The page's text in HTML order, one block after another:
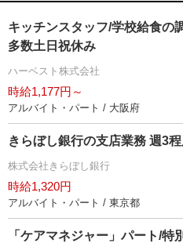
キッチンスタッフ/学校給食の
多数土日祝休み
ハーベスト株式会社
時給1,177円～
アルバイト・パート / 大阪府
きらぼし銀行の支店業務 週3
株式会社きらぼし銀行
時給1,320円
アルバイト・パート / 東京都
「ケアマネジャー」パート/